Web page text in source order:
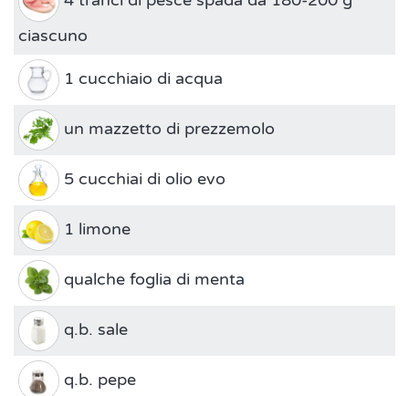
ciascuno
1 cucchiaio di acqua
un mazzetto di prezzemolo
5 cucchiai di olio evo
1 limone
qualche foglia di menta
q.b. sale
q.b. pepe